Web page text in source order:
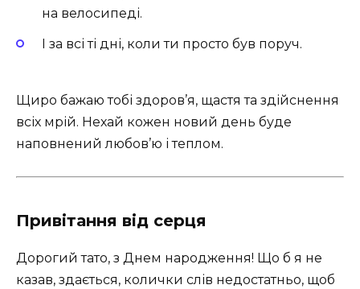
на велосипеді.
І за всі ті дні, коли ти просто був поруч.
Щиро бажаю тобі здоров’я, щастя та здійснення
всіх мрій. Нехай кожен новий день буде
наповнений любов’ю і теплом.
Привітання від серця
Дорогий тато, з Днем народження! Що б я не
казав, здається, колички слів недостатньо, щоб